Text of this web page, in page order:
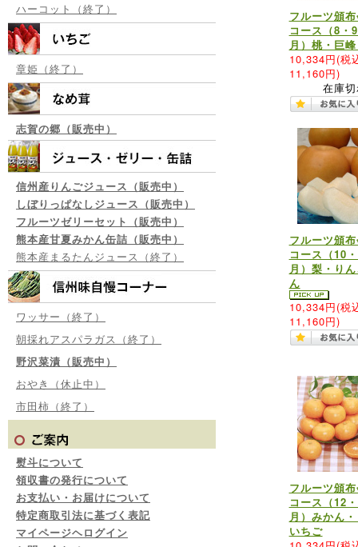
ハーコット（終了）
章姫（終了）
志賀の郷（販売中）
信州産りんごジュース（販売中）
しぼりっぱなしジュース（販売中）
フルーツゼリーセット（販売中）
熊本産甘夏みかん缶詰（販売中）
熊本産まるたんジュース（終了）
ワッサー（終了）
朝採れアスパラガス（終了）
野沢菜漬（販売中）
おやき（休止中）
市田柿（終了）
熨斗について
領収書の発行について
お支払い・お届けについて
特定商取引法に基づく表記
マイページヘログイン
フルーツ頒
コース（8・
月）桃・巨
10,334円(税
11,160円)
在庫
フルーツ頒
コース（10
月）梨・り
ん
10,334円(税
11,160円)
フルーツ頒
コース（12
月）みかん
いちご